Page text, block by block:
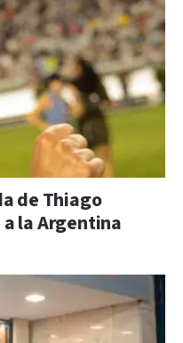
de Thiago
la Argentina